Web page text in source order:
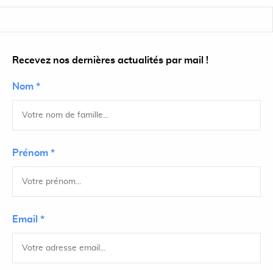
Recevez nos dernières actualités par mail !
Nom *
Prénom *
Email *